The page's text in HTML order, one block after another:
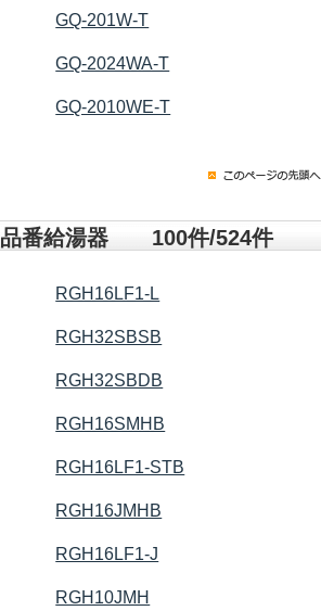
GQ-201W-T
GQ-2024WA-T
GQ-2010WE-T
番給湯器 100件/524件
RGH16LF1-L
RGH32SBSB
RGH32SBDB
RGH16SMHB
RGH16LF1-STB
RGH16JMHB
RGH16LF1-J
RGH10JMH